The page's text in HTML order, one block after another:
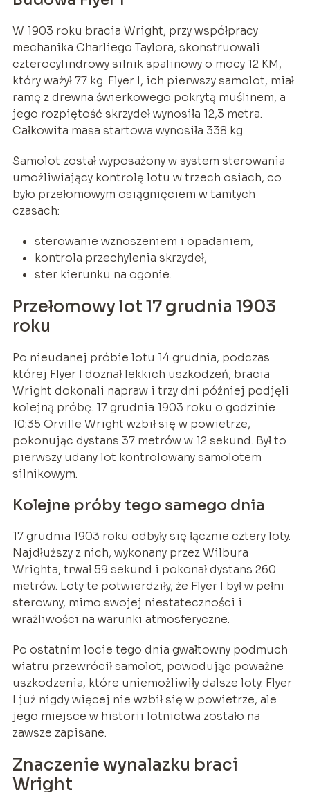
W 1903 roku bracia Wright, przy współpracy
mechanika Charliego Taylora, skonstruowali
czterocylindrowy silnik spalinowy o mocy 12 KM,
który ważył 77 kg. Flyer I, ich pierwszy samolot, miał
ramę z drewna świerkowego pokrytą muślinem, a
jego rozpiętość skrzydeł wynosiła 12,3 metra.
Całkowita masa startowa wynosiła 338 kg.
Samolot został wyposażony w system sterowania
umożliwiający kontrolę lotu w trzech osiach, co
było przełomowym osiągnięciem w tamtych
czasach:
sterowanie wznoszeniem i opadaniem,
kontrola przechylenia skrzydeł,
ster kierunku na ogonie.
Przełomowy lot 17 grudnia 1903
roku
Po nieudanej próbie lotu 14 grudnia, podczas
której Flyer I doznał lekkich uszkodzeń, bracia
Wright dokonali napraw i trzy dni później podjęli
kolejną próbę. 17 grudnia 1903 roku o godzinie
10:35 Orville Wright wzbił się w powietrze,
pokonując dystans 37 metrów w 12 sekund. Był to
pierwszy udany lot kontrolowany samolotem
silnikowym.
Kolejne próby tego samego dnia
17 grudnia 1903 roku odbyły się łącznie cztery loty.
Najdłuższy z nich, wykonany przez Wilbura
Wrighta, trwał 59 sekund i pokonał dystans 260
metrów. Loty te potwierdziły, że Flyer I był w pełni
sterowny, mimo swojej niestateczności i
wrażliwości na warunki atmosferyczne.
Po ostatnim locie tego dnia gwałtowny podmuch
wiatru przewrócił samolot, powodując poważne
uszkodzenia, które uniemożliwiły dalsze loty. Flyer
I już nigdy więcej nie wzbił się w powietrze, ale
jego miejsce w historii lotnictwa zostało na
zawsze zapisane.
Znaczenie wynalazku braci
Wright